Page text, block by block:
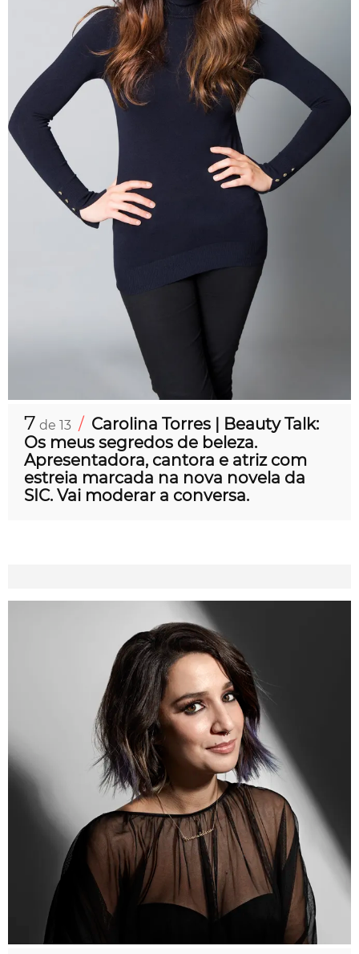
7 de 13 / Carolina Torres | Beauty Talk:
Os meus segredos de beleza.
Apresentadora, cantora e atriz com
estreia marcada na nova novela da
SIC. Vai moderar a conversa.